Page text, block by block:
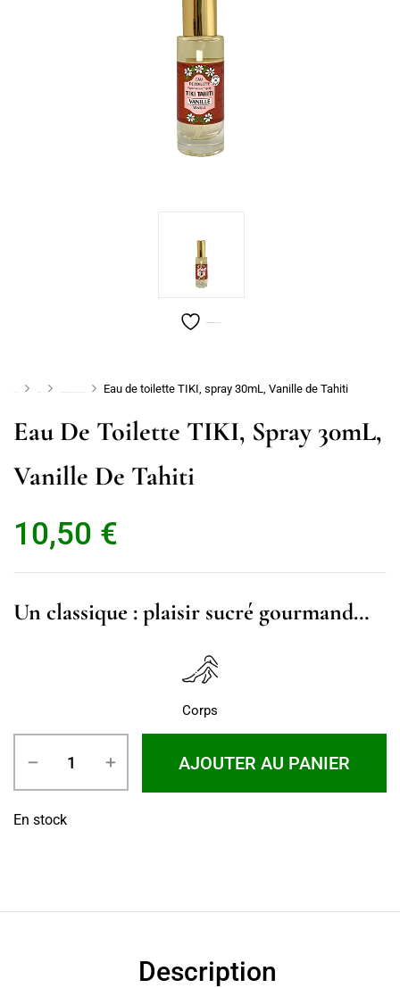
Eau de toilette TIKI, spray 30mL, Vanille de Tahiti
Eau De Toilette TIKI, Spray 30mL,
Vanille De Tahiti
10,50 €
Un classique : plaisir sucré gourmand…
Corps
AJOUTER AU PANIER
En stock
Description